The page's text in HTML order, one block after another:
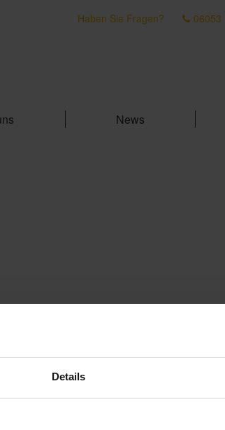
Details
Haben Sie Fragen? 06053
News
und letzte Option ist die steuerliche